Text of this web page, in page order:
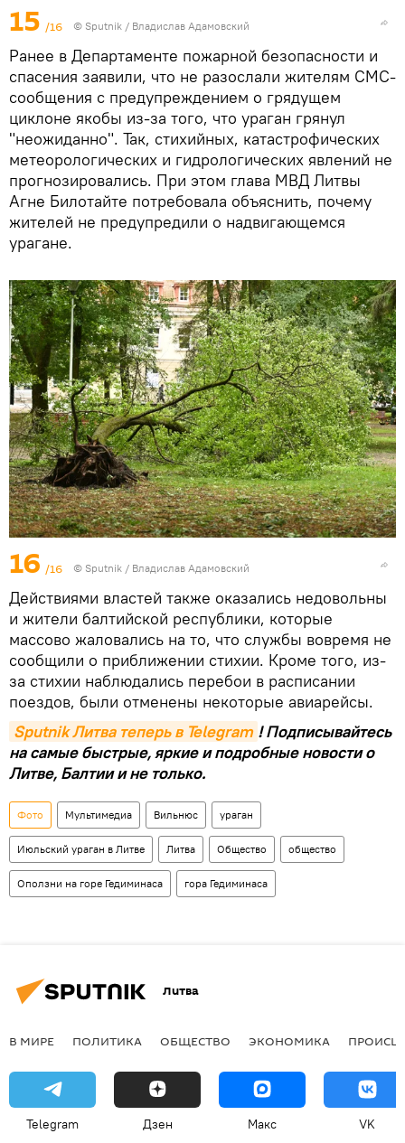
15 /16 © Sputnik / Владислав Адамовский
Ранее в Департаменте пожарной безопасности и
спасения заявили, что не разослали жителям СМС-
сообщения с предупреждением о грядущем
циклоне якобы из-за того, что ураган грянул
"неожиданно". Так, стихийных, катастрофических
метеорологических и гидрологических явлений не
прогнозировались. При этом глава МВД Литвы
Агне Билотайте потребовала объяснить, почему
жителей не предупредили о надвигающемся
урагане.
16 /16 © Sputnik / Владислав Адамовский
Действиями властей также оказались недовольны
и жители балтийской республики, которые
массово жаловались на то, что службы вовремя не
сообщили о приближении стихии. Кроме того, из-
за стихии наблюдались перебои в расписании
поездов, были отменены некоторые авиарейсы.
Sputnik Литва теперь в Telegram ! Подписывайтесь
на самые быстрые, яркие и подробные новости о
Литве, Балтии и не только.
Фото Мультимедиа Вильнюс ураган
Июльский ураган в Литве Литва Общество общество
Оползни на горе Гедиминаса гора Гедиминаса
Литва
В МИРЕ ПОЛИТИКА ОБЩЕСТВО ЭКОНОМИКА
Telegram Дзен Макс VK